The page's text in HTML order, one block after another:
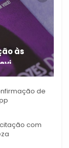
às
de
com